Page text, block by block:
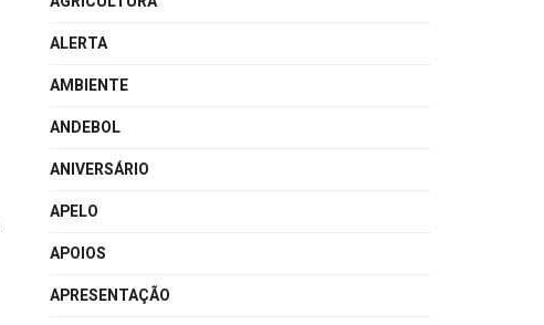
ALERTA
AMBIENTE
ANDEBOL
ANIVERSÁRIO
APELO
APOIOS
APRESENTAÇÃO